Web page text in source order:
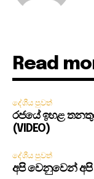
Read
දේශීය පුවත්
රජයේ ඉහළ
(VIDEO)
දේශීය පුවත්
අපි වෙනුවෙන් අපි